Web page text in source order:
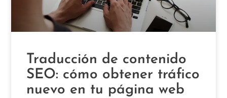
Traducción de contenido
SEO: cómo obtener tráfico
nuevo en tu página web